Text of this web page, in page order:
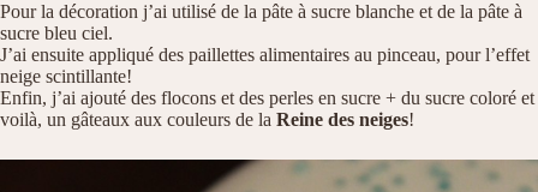
Pour la décoration j’ai utilisé de la pâte à sucre blanche et de la pâte à
sucre bleu ciel.
J’ai ensuite appliqué des paillettes alimentaires au pinceau, pour l’effet
neige scintillante!
Enfin, j’ai ajouté des flocons et des perles en sucre + du sucre coloré et
voilà, un gâteaux aux couleurs de la Reine des neiges!